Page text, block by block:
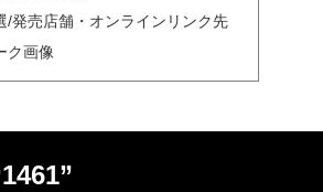
/発売店舗・オンラインリンク先
ク画像